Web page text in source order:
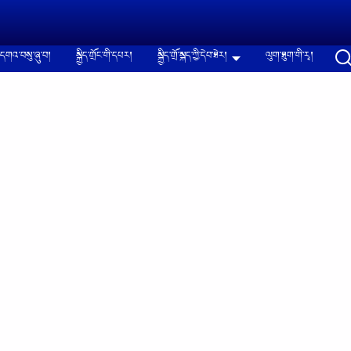
དགའ་བསུ་ཞུ་བ། སྐྱིད་གྲོང་གི་དཔར། སྐྱིད་གྲོ་སྐད་ཀྱི་དེབ་ཐེར། ལུག་ཐུག་གི་རྭ།